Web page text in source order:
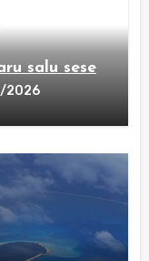
salu sese
2026